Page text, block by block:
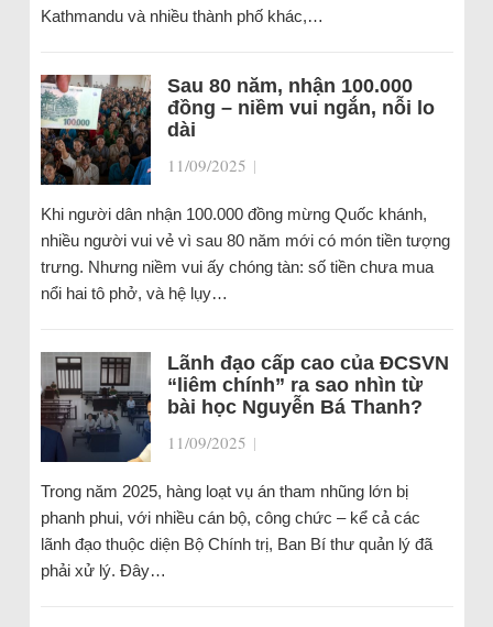
Kathmandu và nhiều thành phố khác,…
Sau 80 năm, nhận 100.000
đồng – niềm vui ngắn, nỗi lo
dài
11/09/2025 |
Khi người dân nhận 100.000 đồng mừng Quốc khánh,
nhiều người vui vẻ vì sau 80 năm mới có món tiền tượng
trưng. Nhưng niềm vui ấy chóng tàn: số tiền chưa mua
nổi hai tô phở, và hệ lụy…
Lãnh đạo cấp cao của ĐCSVN
“liêm chính” ra sao nhìn từ
bài học Nguyễn Bá Thanh?
11/09/2025 |
Trong năm 2025, hàng loạt vụ án tham nhũng lớn bị
phanh phui, với nhiều cán bộ, công chức – kể cả các
lãnh đạo thuộc diện Bộ Chính trị, Ban Bí thư quản lý đã
phải xử lý. Đây…